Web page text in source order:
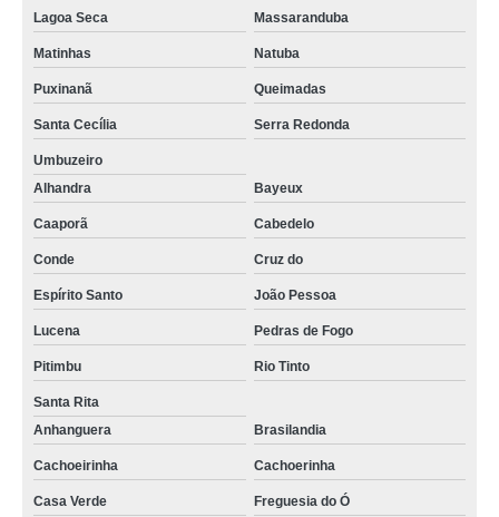
Lagoa Seca Massaranduba
Matinhas Natuba
Puxinanã Queimadas
Santa Cecília Serra Redonda
Umbuzeiro
Alhandra
Bayeux
Caaporã Cabedelo
Conde Cruz do
Espírito Santo João Pessoa
Lucena Pedras de Fogo
Pitimbu Rio Tinto
Santa Rita
Anhanguera
Brasilandia
Cachoeirinha Cachoerinha
Casa Verde Freguesia do Ó